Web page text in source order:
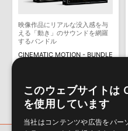
映像作品にリアルな没入感を与
える「動き」のサウンドを網羅
するバンドル
CINEMATIC MOTION - BUNDLE
このウェブサイトは
を使用しています
当社はコンテンツや広告をパー